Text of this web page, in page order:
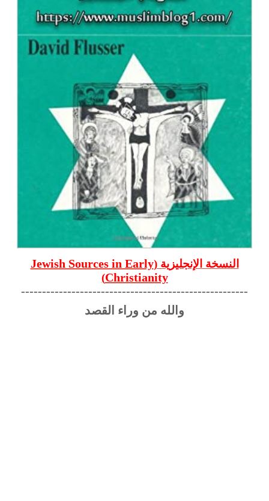
النسخة الإنجليزية (Jewish Sources in Early
Christianity
)
------------------------------------------------------
والله من وراء القصد